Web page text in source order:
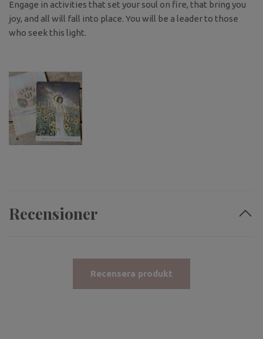
Engage in activities that set your soul on fire, that bring you
joy, and all will fall into place. You will be a leader to those
who seek this light.
Recensioner
Recensera produkt